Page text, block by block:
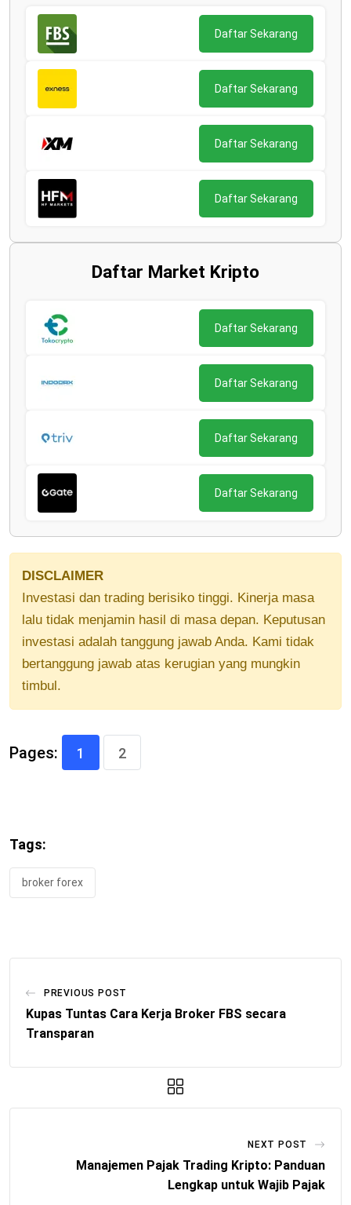
Daftar Sekarang
Daftar Sekarang
Daftar Sekarang
Daftar Sekarang
Daftar Market Kripto
Daftar Sekarang
Daftar Sekarang
Daftar Sekarang
Daftar Sekarang
DISCLAIMER
Investasi dan trading berisiko tinggi. Kinerja masa
lalu tidak menjamin hasil di masa depan. Keputusan
investasi adalah tanggung jawab Anda. Kami tidak
bertanggung jawab atas kerugian yang mungkin
timbul.
Pages: 1 2
Tags:
broker forex
PREVIOUS POST
Kupas Tuntas Cara Kerja Broker FBS secara
Transparan
NEXT POST
Manajemen Pajak Trading Kripto: Panduan
Lengkap untuk Wajib Pajak